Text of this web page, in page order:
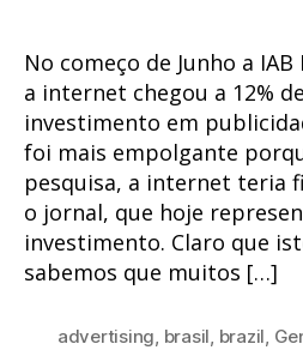
No começo de Junho a
a internet chegou a 12%
investimento em
foi mais empolgante
pesquisa, a internet teria
o jornal, que hoje
investimento. Claro que
sabemos que muitos […]
advertising, brasil, brazil,